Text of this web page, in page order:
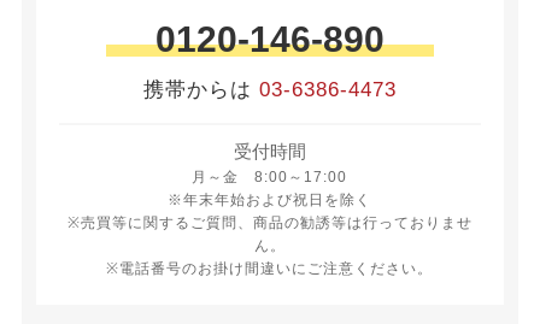
0120-146-890
携帯からは 03-6386-4473
受付時間
月～金 8:00～17:00
月曜日から金曜日 8時から17時
※年末年始および祝日を除く
※売買等に関するご質問、商品の勧誘等は行っておりませ
ん。
※電話番号のお掛け間違いにご注意ください。